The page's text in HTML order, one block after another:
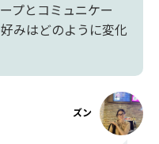
プとコミュニケー
みはどのように変化
ズン